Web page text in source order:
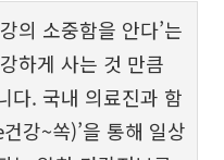
의 소중함을 안다’는
하게 사는 것 만큼
다. 국내 의료진과 함
강~쏙)’을 통해 일상